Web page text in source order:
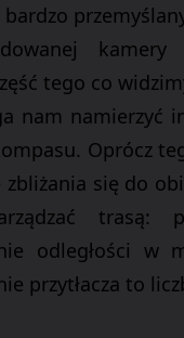
kamery
tego co
nam namierzyć
Oprócz
się do
trasą:
odległości w
przytłacza to